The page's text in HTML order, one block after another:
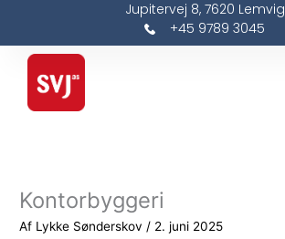
indholdet
Jupitervej 8, 7620 Lemvig
+45 9789 3045
Kontorbyggeri
Af Lykke Sønderskov / 2. juni 2025